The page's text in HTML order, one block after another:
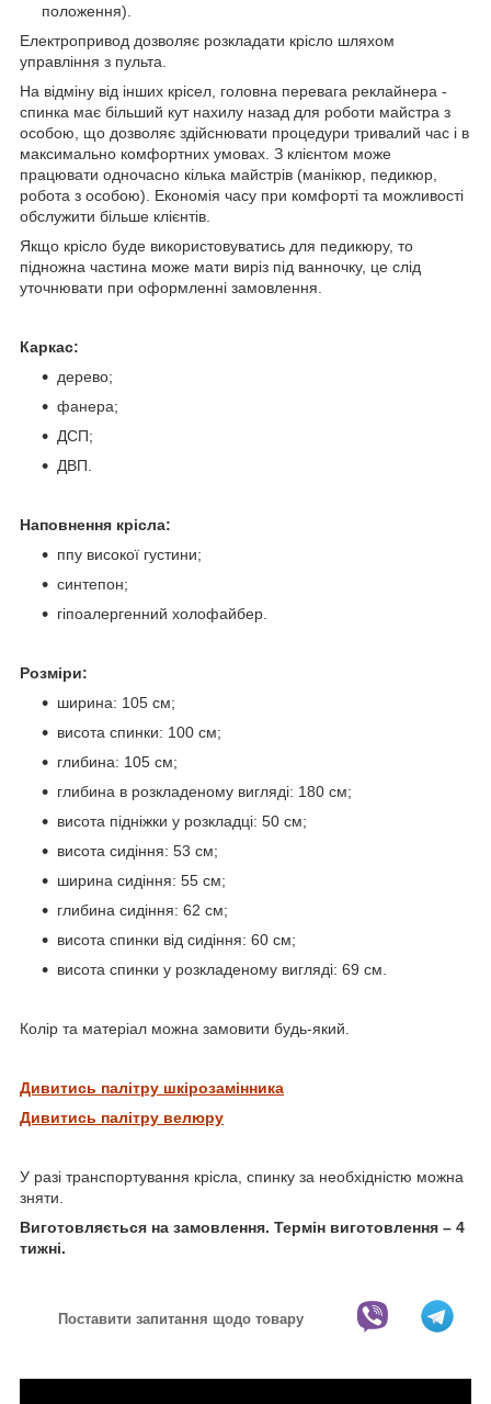
положення).
Електропривод дозволяє розкладати крісло шляхом
управління з пульта.
На відміну від інших крісел, головна перевага реклайнера -
спинка має більший кут нахилу назад для роботи майстра з
особою, що дозволяє здійснювати процедури тривалий час і в
максимально комфортних умовах. З клієнтом може
працювати одночасно кілька майстрів (манікюр, педикюр,
робота з особою). Економія часу при комфорті та можливості
обслужити більше клієнтів.
Якщо крісло буде використовуватись для педикюру, то
підножна частина може мати виріз під ванночку, це слід
уточнювати при оформленні замовлення.
Каркас:
дерево;
фанера;
ДСП;
ДВП.
Наповнення крісла:
ппу високої густини;
синтепон;
гіпоалергенний холофайбер.
Розміри:
ширина: 105 см;
висота спинки: 100 см;
глибина: 105 см;
глибина в розкладеному вигляді: 180 см;
висота підніжки у розкладці: 50 см;
висота сидіння: 53 см;
ширина сидіння: 55 см;
глибина сидіння: 62 см;
висота спинки від сидіння: 60 см;
висота спинки у розкладеному вигляді: 69 см.
Колір та матеріал можна замовити будь-який.
Дивитись палітру шкірозамінника
Дивитись палітру велюру
У разі транспортування крісла, спинку за необхідністю можна
зняти.
Виготовляється на замовлення. Термін виготовлення – 4
тижні.
Поставити запитання щодо товару